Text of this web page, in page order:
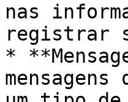
nas
registrar
*